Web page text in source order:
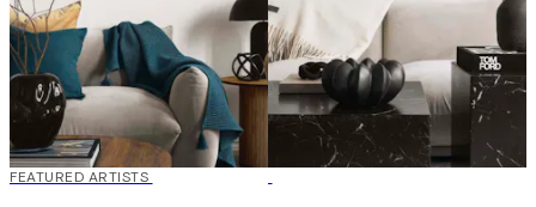
-40%
FEATURED ARTISTS